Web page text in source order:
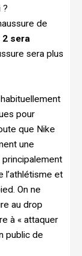
?
de
2 sera
sera plus
pour
que Nike
une
l’athlétisme et
On ne
au drop
à « attaquer
public de